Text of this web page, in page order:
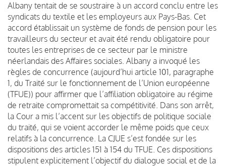
Albany tentait de se soustraire à un accord conclu entre les
syndicats du textile et les employeurs aux Pays-Bas. Cet
accord établissait un système de fonds de pension pour les
travailleurs du secteur et avait été rendu obligatoire pour
toutes les entreprises de ce secteur par le ministre
néerlandais des Affaires sociales. Albany a invoqué les
règles de concurrence (aujourd’hui article 101, paragraphe
1, du Traité sur le fonctionnement de l’Union européenne
(TFUE)) pour affirmer que l’affiliation obligatoire au régime
de retraite compromettait sa compétitivité. Dans son arrêt,
la Cour a mis l’accent sur les objectifs de politique sociale
du traité, qui se voient accorder le même poids que ceux
relatifs à la concurrence. La CJUE s’est fondée sur les
dispositions des articles 151 à 154 du TFUE. Ces dispositions
stipulent explicitement l’objectif du dialogue social et de la